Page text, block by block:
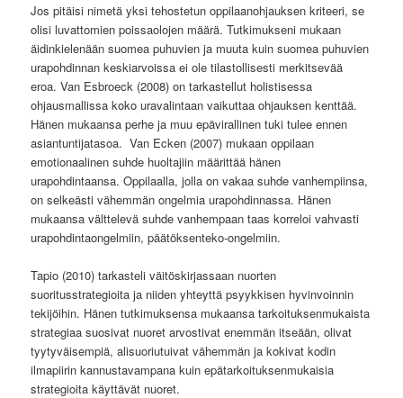
Jos pitäisi nimetä yksi tehostetun oppilaanohjauksen kriteeri, se
olisi luvattomien poissaolojen määrä. Tutkimukseni mukaan
äidinkielenään suomea puhuvien ja muuta kuin suomea puhuvien
urapohdinnan keskiarvoissa ei ole tilastollisesti merkitsevää
eroa. Van Esbroeck (2008) on tarkastellut holistisessa
ohjausmallissa koko uravalintaan vaikuttaa ohjauksen kenttää.
Hänen mukaansa perhe ja muu epävirallinen tuki tulee ennen
asiantuntijatasoa. Van Ecken (2007) mukaan oppilaan
emotionaalinen suhde huoltajiin määrittää hänen
urapohdintaansa. Oppilaalla, jolla on vakaa suhde vanhempiinsa,
on selkeästi vähemmän ongelmia urapohdinnassa. Hänen
mukaansa välttelevä suhde vanhempaan taas korreloi vahvasti
urapohdintaongelmiin, päätöksenteko-ongelmiin.
Tapio (2010) tarkasteli väitöskirjassaan nuorten
suoritusstrategioita ja niiden yhteyttä psyykkisen hyvinvoinnin
tekijöihin. Hänen tutkimuksensa mukaansa tarkoituksenmukaista
strategiaa suosivat nuoret arvostivat enemmän itseään, olivat
tyytyväisempiä, alisuoriutuivat vähemmän ja kokivat kodin
ilmapiirin kannustavampana kuin epätarkoituksenmukaisia
strategioita käyttävät nuoret.